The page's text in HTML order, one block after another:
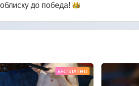
до победа!
БЕСПЛАТНО